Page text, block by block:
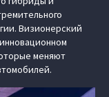
Визионерский
меняют